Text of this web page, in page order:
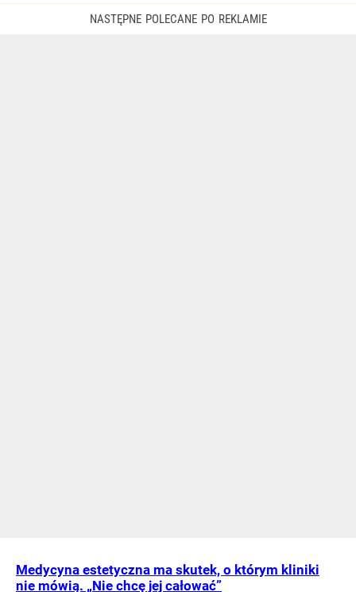
Medycyna estetyczna ma skutek, o którym kliniki
nie mówią. „Nie chcę jej całować”